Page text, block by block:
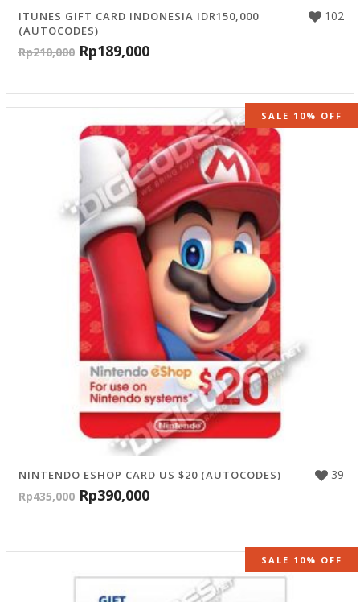
102
ITUNES GIFT CARD INDONESIA IDR150,000
(AUTOCODES)
Rp210,000 Rp189,000
SALE 10% OFF
39
NINTENDO ESHOP CARD US $20 (AUTOCODES)
Rp435,000 Rp390,000
SALE 10% OFF